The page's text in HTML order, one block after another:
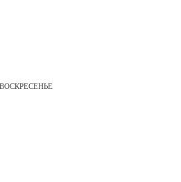
ВОСКРЕСЕНЬЕ